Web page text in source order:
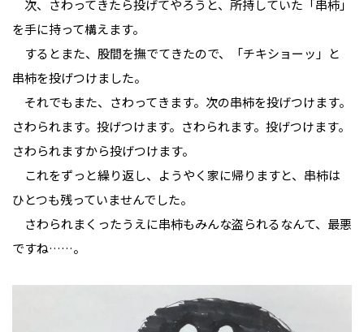
次、さわってきたら投げてやろうと、所持していた「串柿」
を手に持って構えます。
するとまた、股間を撫でてきたので、「チキショーッ」と
串柿を投げつけました。
それでもまた、さわってきます。次の串柿を投げつけます。
さわられます。投げつけます。さわられます。投げつけます。
さわられますから投げつけます。
これをずっと繰り返し、ようやく家に帰りますと、串柿は
ひとつも残っていませんでした。
さわられまくったうえに串柿もみんな盗られるなんて、最悪
ですね……。